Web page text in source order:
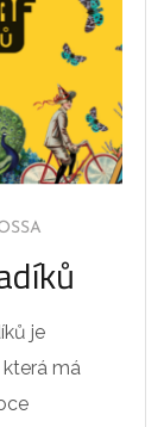
je
má